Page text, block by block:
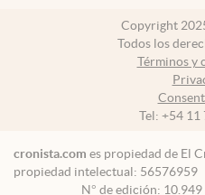
Copyright
Todos los
Términos y
Tel: +54 11
cronista.com es propiedad de El
propiedad intelectual: 56576959
N° de edición: